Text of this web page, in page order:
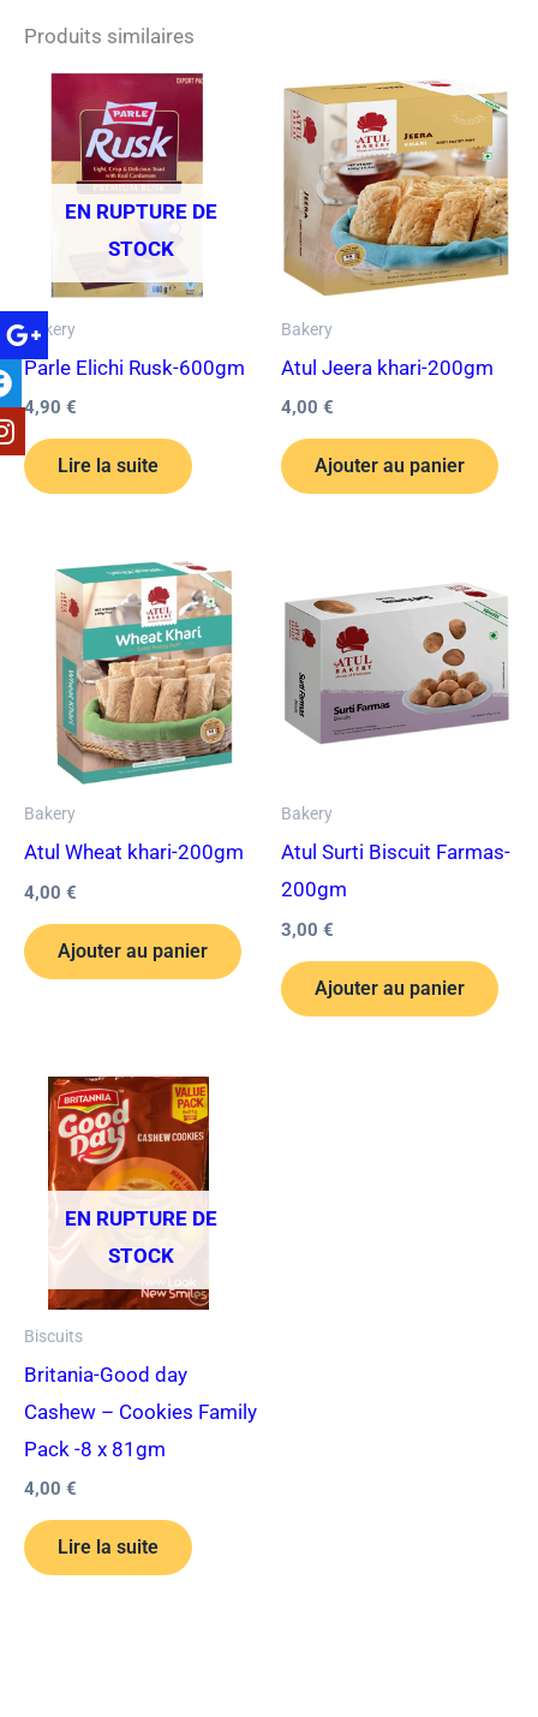
Produits similaires
EN RUPTURE DE
STOCK
Bakery
Parle Elichi Rusk-600gm
4,90 €
Lire la suite
Bakery
Atul Jeera khari-200gm
4,00 €
Ajouter au panier
Bakery
Atul Wheat khari-200gm
4,00 €
Ajouter au panier
Bakery
Atul Surti Biscuit Farmas-
200gm
3,00 €
Ajouter au panier
EN RUPTURE DE
STOCK
Biscuits
Britania-Good day
Cashew – Cookies Family
Pack -8 x 81gm
4,00 €
Lire la suite